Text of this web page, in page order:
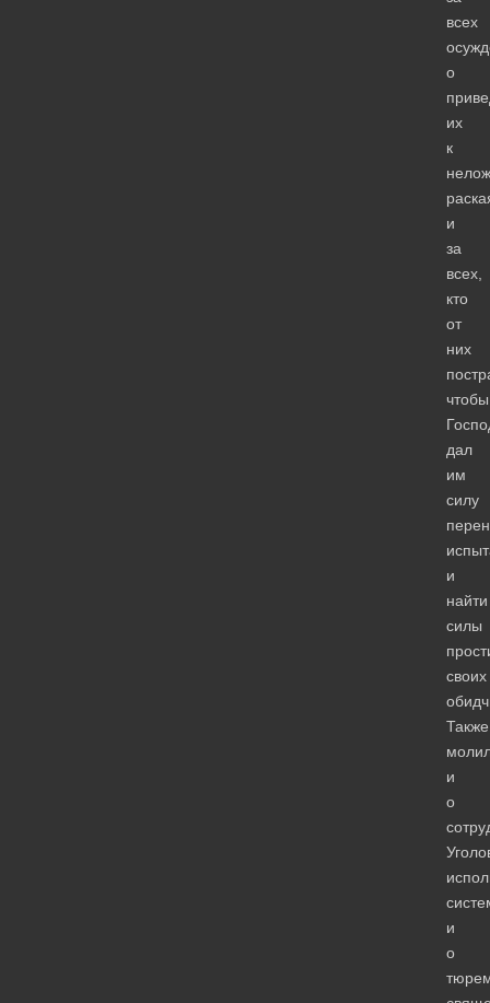
всех
о
их
к
и
за
всех,
кто
от
них
чтобы
дал
им
силу
и
найти
силы
своих
Также
и
о
и
о